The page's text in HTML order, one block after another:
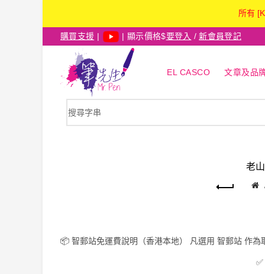
所有
購買支援 | | 顯示價格$要登入 /新會員登記
EL CASCO 文章及品
老
📦 智郵站免運費說明（香港本地） 凡選用 智郵站 作為
✅